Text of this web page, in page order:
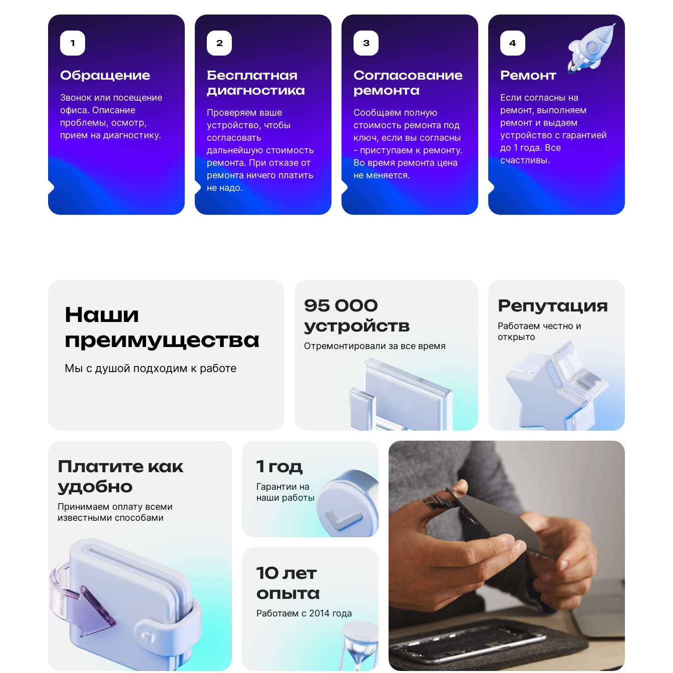
1
Обращение
Звонок или посещение
офиса. Описание
проблемы, осмотр,
прием на диагностику.
2
Бесплатная
диагностика
Проверяем ваше
устройство, чтобы
согласовать
дальнейшую стоимость
ремонта. При отказе от
ремонта ничего платить
не надо.
3
Согласование
ремонта
Cообщаем полную
стоимость ремонта под
ключ, если вы согласны
- приступаем к ремонту.
Во время ремонта цена
не меняется.
4
Ремонт
Если согласны на
ремонт, выполняем
ремонт и выдаем
устройство с гарантией
до 1 года. Все
счастливы.
Наши
преимущества
Мы с душой подходим к работе
95 000
устройств
Отремонтировали за все время
Репутация
Работаем честно и
открыто
Платите как
удобно
Принимаем оплату всеми
известными способами
1 год
Гарантии на
наши работы
10 лет
опыта
Работаем с 2014 года